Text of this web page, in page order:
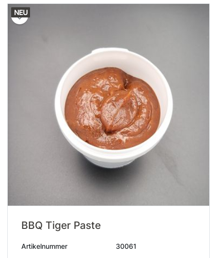
NEU
BBQ Tiger Paste
Artikelnummer 30061